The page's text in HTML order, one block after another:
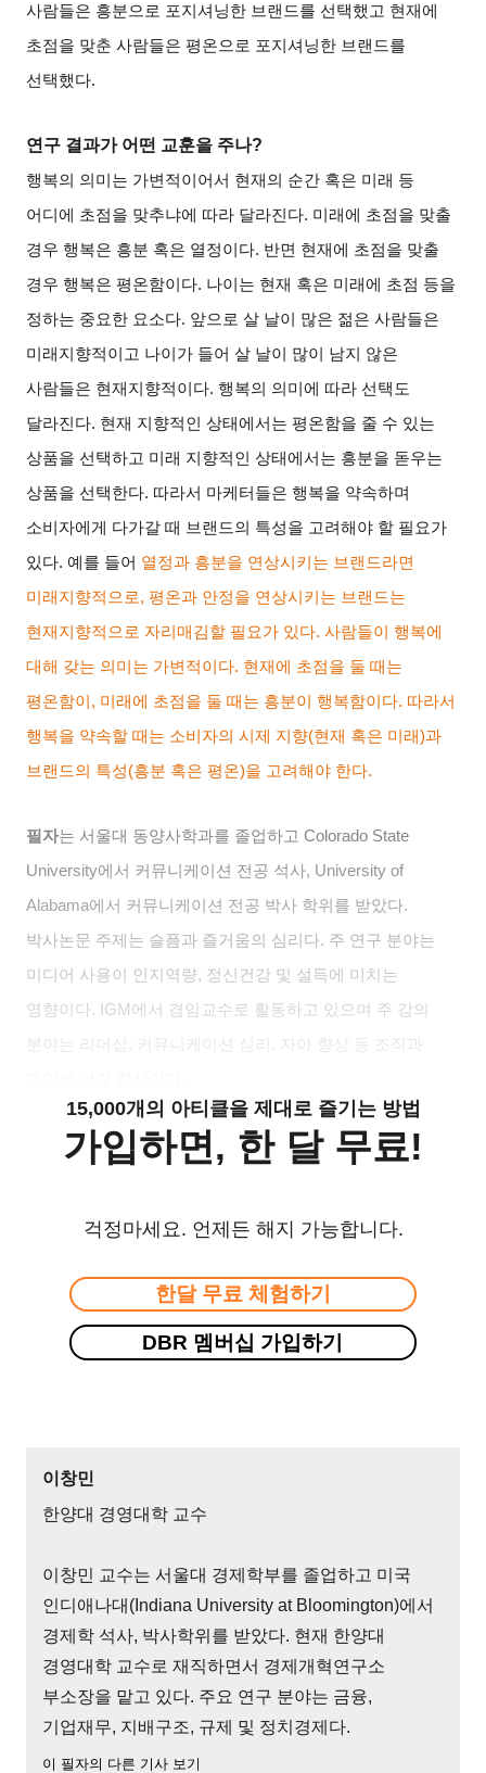
사람들은 흥분으로 포지셔닝한 브랜드를 선택했고 현재에
초점을 맞춘 사람들은 평온으로 포지셔닝한 브랜드를
선택했다.
연구 결과가 어떤 교훈을 주나?
행복의 의미는 가변적이어서 현재의 순간 혹은 미래 등
어디에 초점을 맞추냐에 따라 달라진다. 미래에 초점을 맞출
경우 행복은 흥분 혹은 열정이다. 반면 현재에 초점을 맞출
경우 행복은 평온함이다. 나이는 현재 혹은 미래에 초점 등을
정하는 중요한 요소다. 앞으로 살 날이 많은 젊은 사람들은
미래지향적이고 나이가 들어 살 날이 많이 남지 않은
사람들은 현재지향적이다. 행복의 의미에 따라 선택도
달라진다. 현재 지향적인 상태에서는 평온함을 줄 수 있는
상품을 선택하고 미래 지향적인 상태에서는 흥분을 돋우는
상품을 선택한다. 따라서 마케터들은 행복을 약속하며
소비자에게 다가갈 때 브랜드의 특성을 고려해야 할 필요가
있다.예를 들어 열정과 흥분을 연상시키는 브랜드라면
미래지향적으로, 평온과 안정을 연상시키는 브랜드는
현재지향적으로 자리매김할 필요가 있다.사람들이 행복에
대해 갖는 의미는 가변적이다. 현재에 초점을 둘 때는
평온함이 , 미래에 초점을 둘 때는 흥분이 행복함이다. 따라서
행복을 약속할 때는 소비자의 시제 지향(현재 혹은 미래)과
브랜드의 특성(흥분 혹은 평온)을 고려해야 한다.
필자는 서울대 동양사학과를 졸업하고 Colorado State
University에서 커뮤니케이션 전공 석사, University of
Alabama에서 커뮤니케이션 전공 박사 학위를 받았다.
박사논문 주제는 슬픔과 즐거움의 심리다. 주 연구 분야는
미디어 사용이 인지역량, 정신건강 및 설득에 미치는
영향이다 . IGM 에서 겸임교수로 활동하고 있으며 주 강의
분야는 리더십
커뮤니케이션 심리
자아 향상 등 조직과
15,000개의 아티클을 제대로 즐기는 방법
가입하면, 한 달 무료!
걱정마세요. 언제든 해지 가능합니다.
한달 무료 체험하기
DBR 멤버십 가입하기
이창민
한양대 경영대학 교수
이창민 교수는 서울대 경제학부를 졸업하고 미국
인디애나대(Indiana University at Bloomington)에서
경제학 석사, 박사학위를 받았다. 현재 한양대
경영대학 교수로 재직하면서 경제개혁연구소
부소장을 맡고 있다. 주요 연구 분야는 금융,
기업재무, 지배구조, 규제 및 정치경제다.
이 필자의 다른 기사 보기